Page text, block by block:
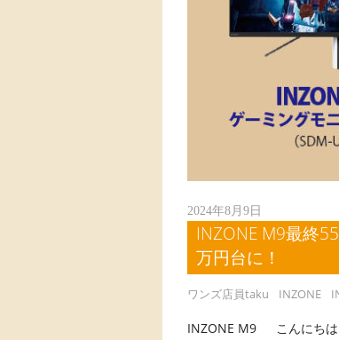
2024年8月9日
INZONE M9最終
万円台に！
ワンズ店員taku INZONE
INZONE M9 こんにちは